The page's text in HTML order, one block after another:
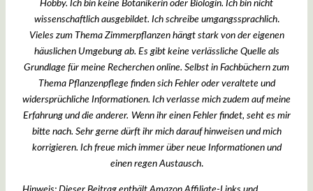
Hobby. Ich bin keine Botanikerin oder Biologin. Ich bin nicht
wissenschaftlich ausgebildet. Ich schreibe umgangssprachlich.
Vieles zum Thema Zimmerpflanzen hängt stark von der eigenen
häuslichen Umgebung ab. Es gibt keine verlässliche Quelle als
Grundlage für meine Recherchen online. Selbst in Fachbüchern zum
Thema Pflanzenpflege finden sich Fehler oder veraltete und
widersprüchliche Informationen. Ich verlasse mich zudem auf meine
Erfahrung und die anderer. Wenn ihr einen Fehler findet, seht es mir
bitte nach. Sehr gerne dürft ihr mich darauf hinweisen und mich
korrigieren. Ich freue mich immer über neue Informationen und
einen regen Austausch.